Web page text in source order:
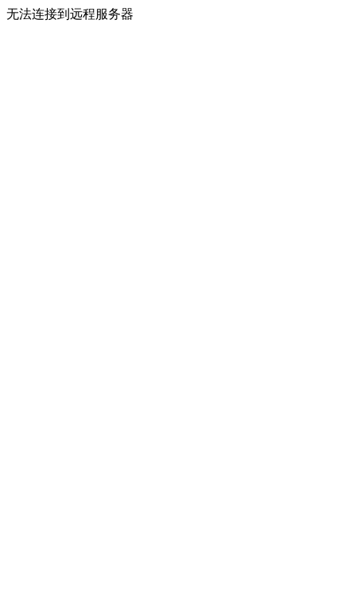
无法连接到远程服务器